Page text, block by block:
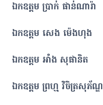
ឯកឧត្តម ប្រាក់ ផាន់ណារ៉ា
ឯកឧត្តម សេង ម៉េងហុង
ឯកឧត្តម អាំង សុផានិត
ឯកឧត្តម ព្រហ្ម វិចិត្រសុភ័ណ្ឌ